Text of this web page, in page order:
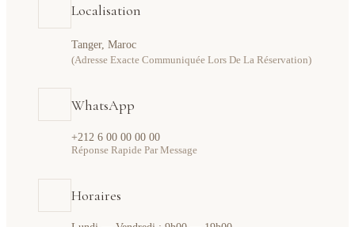
Localisation
Tanger, Maroc
(Adresse Exacte Communiquée Lors De La Réservation)
WhatsApp
+212 6 00 00 00 00
Réponse Rapide Par Message
Horaires